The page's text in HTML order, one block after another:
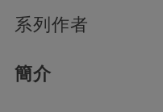
系列作者
簡介